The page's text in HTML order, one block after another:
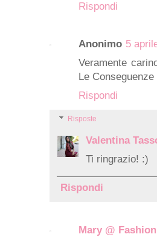
Rispondi
Anonimo 5
Veramente
Le
Rispondi
Risposte
Valentina
Ti ringrazio! :)
Rispondi
Mary @